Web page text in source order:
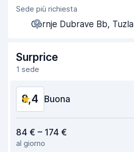
Gentilezza degli agenti
Rapidità del ritiro
Rapidità della riconsegna
Condizioni dell'auto
Sede più richiesta
Gornje Dubrave Bb, Tuzla
Surprice
1 sede
8,4 Buona
Facile da trovare
84 € – 174 €
al giorno